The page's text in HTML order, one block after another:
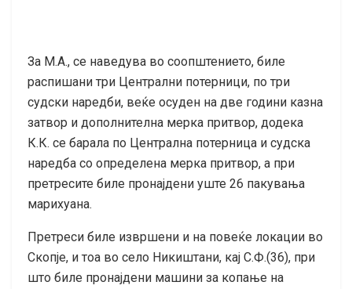
За М.А., се наведува во соопштението, биле
распишани три Централни потерници, по три
судски наредби, веќе осуден на две години казна
затвор и дополнителна мерка притвор, додека
К.К. се барала по Централна потерница и судска
наредба со определена мерка притвор, а при
претресите биле пронајдени уште 26 пакувања
марихуана.
Претреси биле извршени и на повеќе локации во
Скопје, и тоа во село Никиштани, кај С.Ф.(36), при
што биле пронајдени машини за копање на